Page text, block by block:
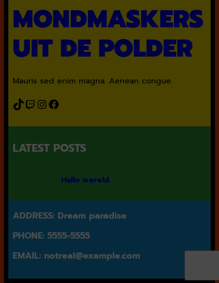
MONDMASKERS
UIT DE POLDER
Mauris sed enim magna. Aenean congue.
TikTok Twitch InstagramFacebook
LATEST POSTS
Hallo wereld.
ADDRESS: Dream paradise
PHONE: 5555-5555
EMAIL: notreal@example.com